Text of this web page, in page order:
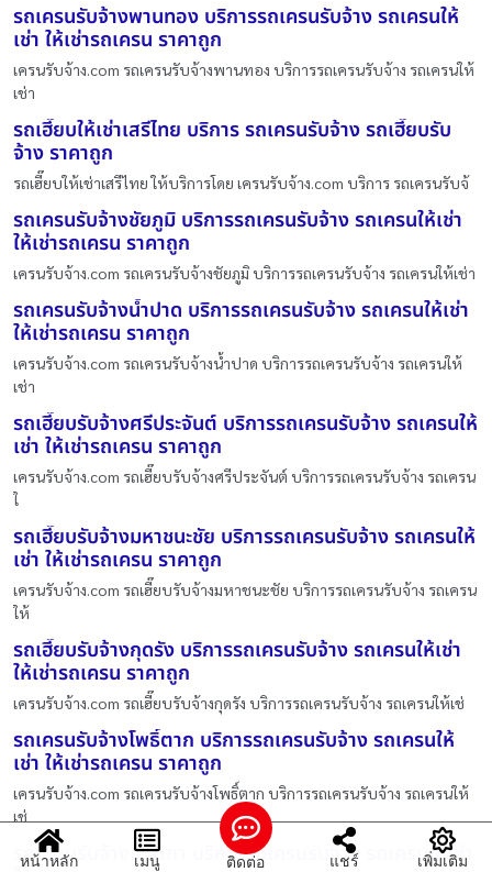
รถเครนรับจ้างพานทอง บริการรถเครนรับจ้าง รถเครนให้
เช่า ให้เช่ารถเครน ราคาถูก
เครนรับจ้าง.com รถเครนรับจ้างพานทอง บริการรถเครนรับจ้าง รถเครนให้
เช่า
รถเฮี๊ยบให้เช่าเสรีไทย บริการ รถเครนรับจ้าง รถเฮี๊ยบรับ
จ้าง ราคาถูก
รถเฮี๊ยบให้เช่าเสรีไทย ให้บริการโดย เครนรับจ้าง.com บริการ รถเครนรับจ้
รถเครนรับจ้างชัยภูมิ บริการรถเครนรับจ้าง รถเครนให้เช่า
ให้เช่ารถเครน ราคาถูก
เครนรับจ้าง.com รถเครนรับจ้างชัยภูมิ บริการรถเครนรับจ้าง รถเครนให้เช่า
รถเครนรับจ้างน้ำปาด บริการรถเครนรับจ้าง รถเครนให้เช่า
ให้เช่ารถเครน ราคาถูก
เครนรับจ้าง.com รถเครนรับจ้างน้ำปาด บริการรถเครนรับจ้าง รถเครนให้
เช่า
รถเฮี๊ยบรับจ้างศรีประจันต์ บริการรถเครนรับจ้าง รถเครนให้
เช่า ให้เช่ารถเครน ราคาถูก
เครนรับจ้าง.com รถเฮี๊ยบรับจ้างศรีประจันต์ บริการรถเครนรับจ้าง รถเครน
ใ
รถเฮี๊ยบรับจ้างมหาชนะชัย บริการรถเครนรับจ้าง รถเครนให้
เช่า ให้เช่ารถเครน ราคาถูก
เครนรับจ้าง.com รถเฮี๊ยบรับจ้างมหาชนะชัย บริการรถเครนรับจ้าง รถเครน
ให้
รถเฮี๊ยบรับจ้างกุดรัง บริการรถเครนรับจ้าง รถเครนให้เช่า
ให้เช่ารถเครน ราคาถูก
เครนรับจ้าง.com รถเฮี๊ยบรับจ้างกุดรัง บริการรถเครนรับจ้าง รถเครนให้เช่
รถเครนรับจ้างโพธิ์ตาก บริการรถเครนรับจ้าง รถเครนให้
เช่า ให้เช่ารถเครน ราคาถูก
เครนรับจ้าง.com รถเครนรับจ้างโพธิ์ตาก บริการรถเครนรับจ้าง รถเครนให้
เช่
รถเฮี๊ยบรับจ้างอ,สิเกา บริการรถเครนรับจ้าง รถเครนให้เช่า
หน้าหลัก เมนู ติดต่อ แชร์ เพิ่มเติม